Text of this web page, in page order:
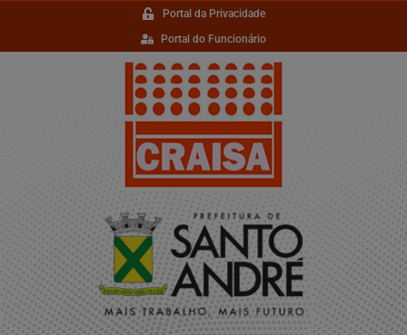
Portal da Privacidade
Portal do Funcionário